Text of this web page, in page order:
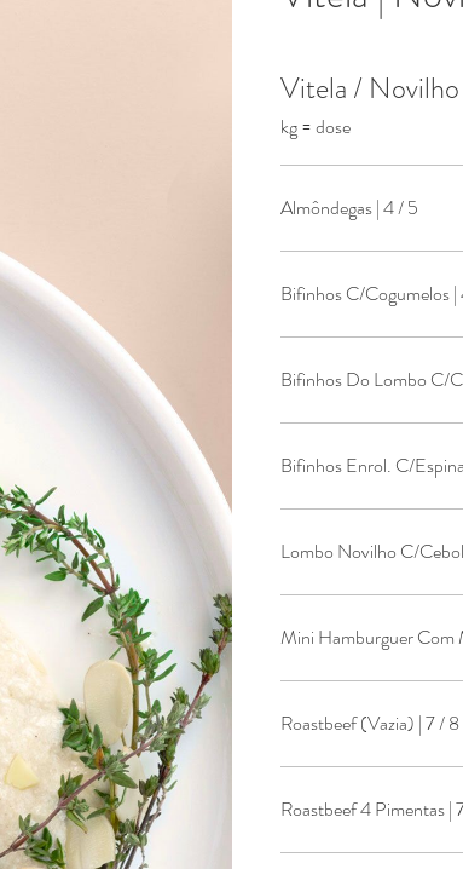
Vitela /
kg = dose
Almôndegas | 4 / 5
Bifinhos Enrol. C/
Lombo Novilho C/
Roastbeef (Vazia) | 7 / 8
Roastbeef 4 Pimentas |